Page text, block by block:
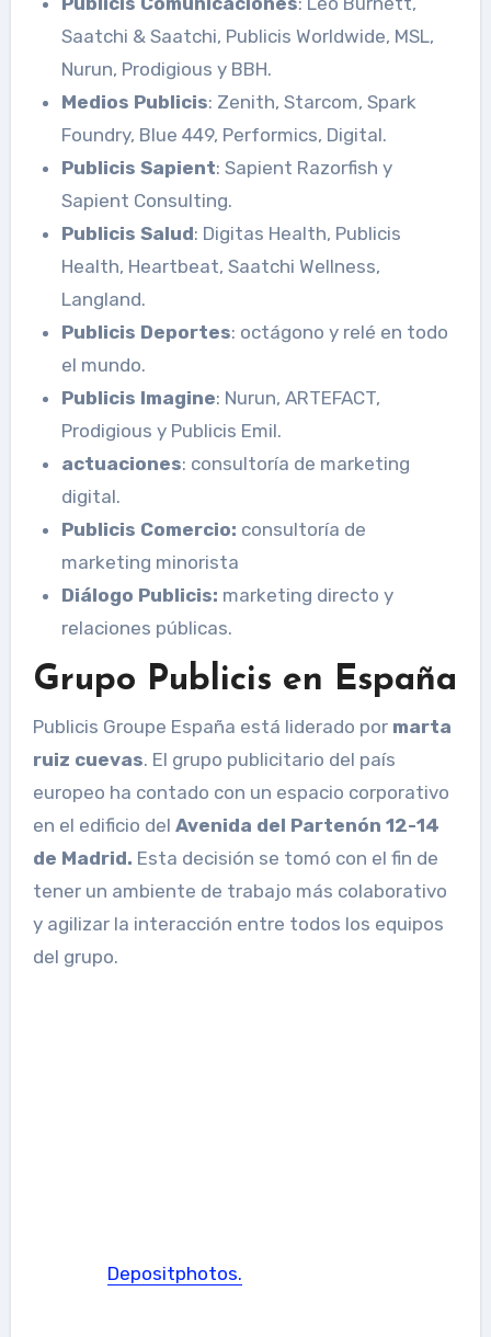
Saatchi & Saatchi, Publicis Worldwide, MSL,
Nurun, Prodigious y BBH.
Medios Publicis: Zenith, Starcom, Spark
Foundry, Blue 449, Performics, Digital.
Publicis Sapient: Sapient Razorfish y
Sapient Consulting.
Publicis Salud: Digitas Health, Publicis
Health, Heartbeat, Saatchi Wellness,
Langland.
Publicis Deportes: octágono y relé en todo
el mundo.
Publicis Imagine: Nurun, ARTEFACT,
Prodigious y Publicis Emil.
actuaciones: consultoría de marketing
digital.
Publicis Comercio: consultoría de
marketing minorista
Diálogo Publicis: marketing directo y
relaciones públicas.
Grupo Publicis en España
Publicis Groupe España está liderado por marta
ruiz cuevas. El grupo publicitario del país
europeo ha contado con un espacio corporativo
en el edificio del Avenida del Partenón 12-14
de Madrid. Esta decisión se tomó con el fin de
tener un ambiente de trabajo más colaborativo
y agilizar la interacción entre todos los equipos
del grupo.
Depositphotos.